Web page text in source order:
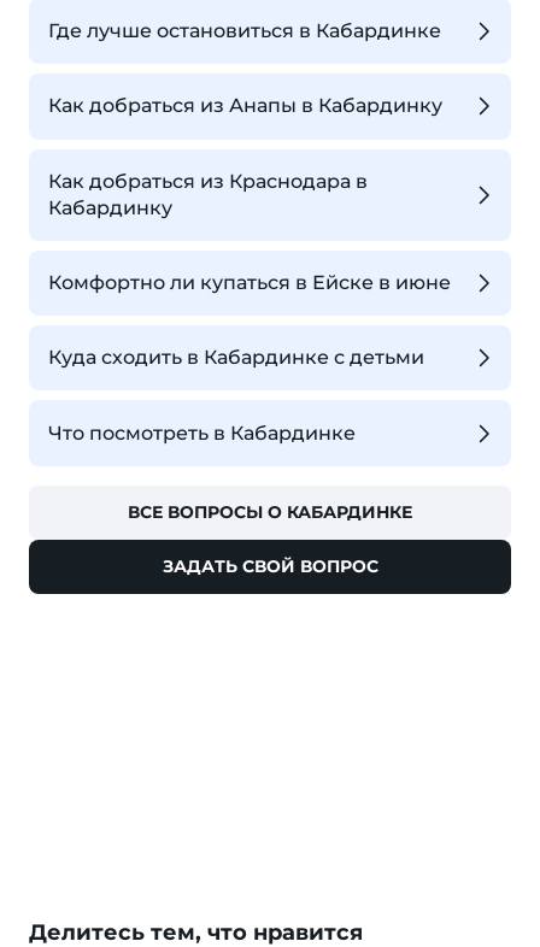
Где лучше остановиться в Кабардинке
Как добраться из Анапы в Кабардинку
Как добраться из Краснодара в
Кабардинку
Комфортно ли купаться в Ейске в июне
Куда сходить в Кабардинке с детьми
Что посмотреть в Кабардинке
ВСЕ ВОПРОСЫ О КАБАРДИНКЕ
ЗАДАТЬ СВОЙ ВОПРОС
Делитесь тем, что нравится